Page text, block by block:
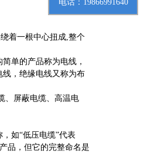
着一根中心扭成,整个
单的产品称为电线，
，绝缘电线又称为布
、屏蔽电缆、高温电
如“低压电缆”代表
品，但它的完整命名是
电话：19866991640